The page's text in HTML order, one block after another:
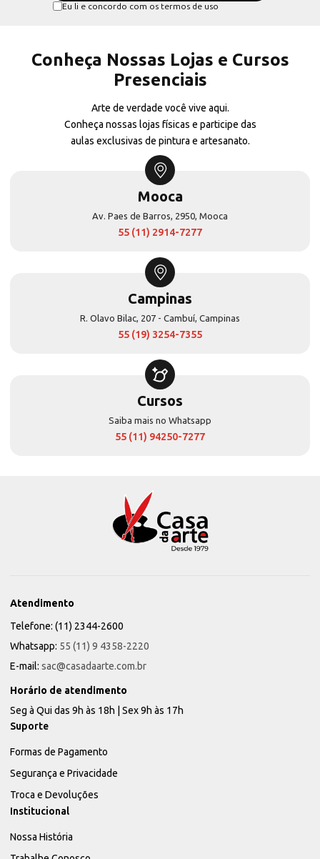
Eu li e concordo com os termos de uso
Conheça Nossas Lojas e Cursos
Presenciais
Arte de verdade você vive aqui.
Conheça nossas lojas físicas e participe das
aulas exclusivas de pintura e artesanato.
Mooca
Av. Paes de Barros, 2950, Mooca
55 (11) 2914-7277
Campinas
R. Olavo Bilac, 207 - Cambuí, Campinas
55 (19) 3254-7355
Cursos
Saiba mais no Whatsapp
55 (11) 94250-7277
Atendimento
Telefone: (11) 2344-2600
Whatsapp: 55 (11) 9 4358-2220
E-mail: sac@casadaarte.com.br
Horário de atendimento
Seg à Qui das 9h às 18h | Sex 9h às 17h
Suporte
Formas de Pagamento
Segurança e Privacidade
Troca e Devoluções
Institucional
Nossa História